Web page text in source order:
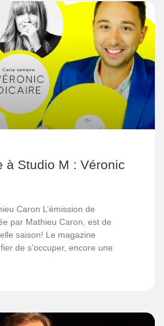
à Studio M : Véronic
Caron L’émission de
par Mathieu Caron, est de
saison! Le magazine
de s’occuper, encore une